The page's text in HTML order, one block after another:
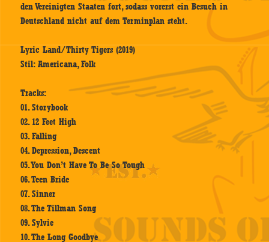
den Vereinigten Staaten fort, sodass vorerst ein Besuch in
Deutschland nicht auf dem Terminplan steht.
Lyric Land/Thirty Tigers (2019)
Stil: Americana, Folk
Tracks:
01. Storybook
02. 12 Feet High
03. Falling
04. Depression, Descent
05. You Don’t Have To Be So Tough
06. Teen Bride
07. Sinner
08. The Tillman Song
09. Sylvie
10. The Long Goodbye